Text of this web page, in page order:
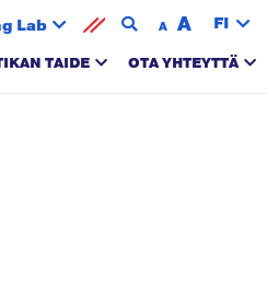
Lab A A FI
TAIDE OTA YHTEYTTÄ